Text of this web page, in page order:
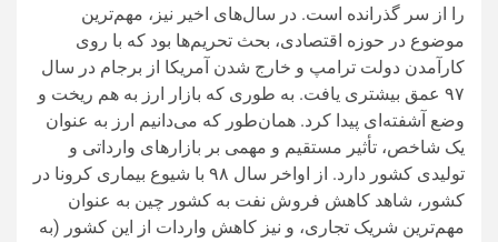
را از سر گذرانده است. در سال‌های اخیر نیز، مهم‌ترین
موضوع در حوزه اقتصادی، بحث تحریم‌ها بود که با روی
کارآمدن دولت ترامپ و خارج شدن آمریکا از برجام در سال
۹۷ عمق بیشتری یافت. به طوری که بازار ارز به هم ریخت و
وضع آشفته‌ای پیدا کرد. همان‌طور که می‌دانیم ارز به عنوان
یک شاخص، تأثیر مستقیم و مهمی بر بازارهای وارداتی و
تولیدی کشور دارد. از اواخر سال ۹۸ با شیوع بیماری کرونا در
کشور، شاهد کاهش فروش نفت به کشور چین به عنوان
مهم‌ترین شریک تجاری، و نیز کاهش واردات از این کشور (به